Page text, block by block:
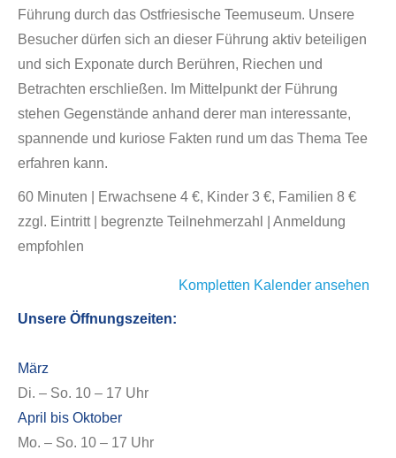
Führung durch das Ostfriesische Teemuseum. Unsere
Besucher dürfen sich an dieser Führung aktiv beteiligen
und sich Exponate durch Berühren, Riechen und
Betrachten erschließen. Im Mittelpunkt der Führung
stehen Gegenstände anhand derer man interessante,
spannende und kuriose Fakten rund um das Thema Tee
erfahren kann.
60 Minuten | Erwachsene 4 €, Kinder 3 €, Familien 8 €
zzgl. Eintritt | begrenzte Teilnehmerzahl | Anmeldung
empfohlen
Kompletten Kalender ansehen
Unsere Öffnungszeiten:
März
Di. – So. 10 – 17 Uhr
April bis Oktober
Mo. – So. 10 – 17 Uhr